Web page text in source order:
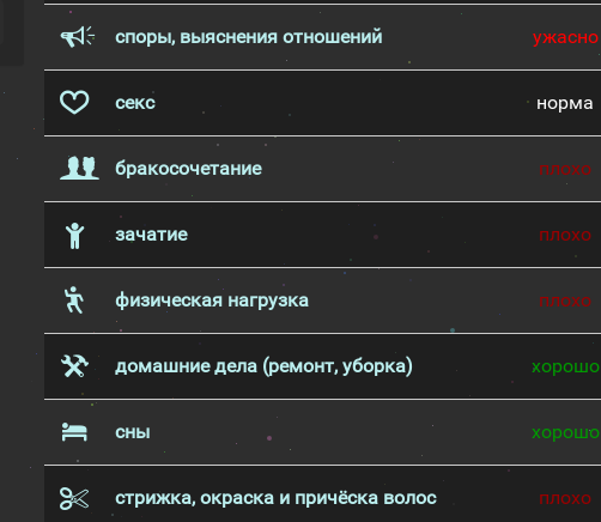
споры, выяснения отношений ужасно
секс норма
бракосочетание плохо
зачатие плохо
физическая нагрузка плохо
домашние дела (ремонт, уборка) хорошо
сны хорошо
стрижка, окраска и причёска волос плохо